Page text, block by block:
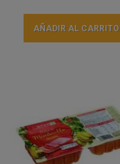
AÑADIR AL CARRITO